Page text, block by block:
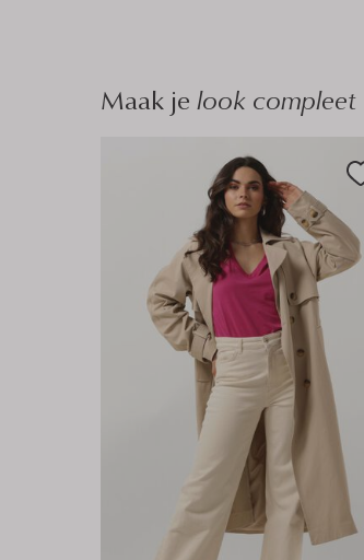
Maak je look compleet